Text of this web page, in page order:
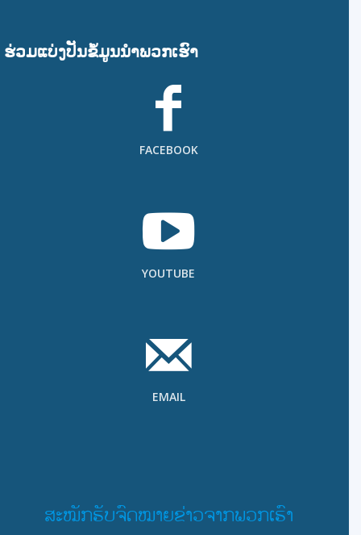
ຮ່ວມແບ່ງປັນຂໍ້ມູນນໍາພວກເຮົາ
FACEBOOK
YOUTUBE
EMAIL
ສະໝັກຮັບຈົດໝາຍຂ່າວຈາກພວກເຮົາ